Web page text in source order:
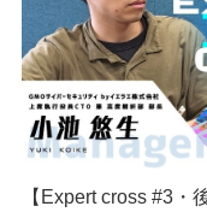
【Expert cross #3・